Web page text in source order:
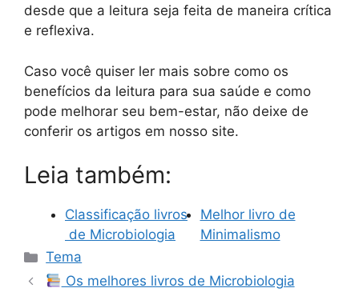
desde que a leitura seja feita de maneira crítica
e reflexiva.
Caso você quiser ler mais sobre como os
benefícios da leitura para sua saúde e como
pode melhorar seu bem-estar, não deixe de
conferir os artigos em nosso site.
Leia também:
Classificação livros
de Microbiologia
Melhor livro de
Minimalismo
Categorias
Tema
Os melhores livros de Microbiologia